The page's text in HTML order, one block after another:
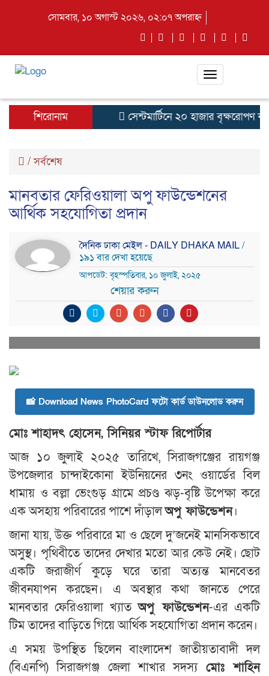
সোমবার, ১০ অগাস্ট ২০২৬, ০২:০৭ অপরাহ্ন
Toggle
শিরোনাম
সেন্টমার্টিনে ২০ হাজার বৃক্ষরোপণ
/সর্বশেষ
মানবতার ফেরিওয়ালা অপু ফাউন্ডেশনের
আর্থিক সহযোগিতা প্রদান
দৈনিক ঢাকা মেইল - DAILY DHAKA MAIL/
১৯১ বার দেখা হয়েছে
আপডেট: বৃহস্পতিবার, ১০ জুলাই, ২০২৫
শেয়ার করুন
📸 Download News PhotoCard ফটো কার্ড ডাউনলোড করুন
মোঃ শাহাদৎ হোসেন, সিনিয়র স্টাফ রিপোর্টার
আজ ১০ জুলাই ২০২৫ তারিখে, সিরাজগঞ্জের রায়গঞ্জ
উপজেলার চান্দাইকোনা ইউনিয়নের ৩নং ওয়ার্ডের বিল
ধামায় ও বল্লা ভেংগুড় গ্রামে প্রচণ্ড ঝড়-বৃষ্টি উপেক্ষা করে
এক অসহায় পরিবারের পাশে দাঁড়ালঅপু ফাউন্ডেশন।
জানা যায়, উক্ত পরিবারে মা ও ছেলে দু’জনেই মানসিকভাবে
অসুস্থ। পৃথিবীতে তাদের দেখার মতো আর কেউ নেই। ছোট
একটি জরাজীর্ণ কুড়ে ঘরে তারা অত্যন্ত মানবেতর
জীবনযাপন করছেন। এ অবস্থার কথা জানতে পেরে
মানবতার ফেরিওয়ালা খ্যাতঅপু ফাউন্ডেশন-এর একটি
টিম তাদের বাড়িতে গিয়ে আর্থিক সহযোগিতা প্রদান করেন।
এ সময় উপস্থিত ছিলেন বাংলাদেশ জাতীয়তাবাদী দল
(বিএনপি) সিরাজগঞ্জ জেলা শাখার সদস্য মোঃ শাহিন